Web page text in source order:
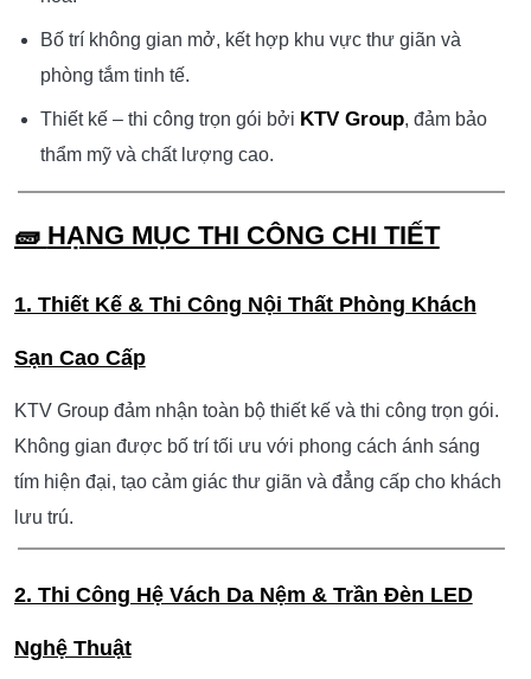
cấp theo phong cách nghệ thuật.
Tông màu chủ đạo làtím – đen – ánh hồng , kết hợp ánh
sáng viền tạo hiệu ứng nổi bật. Vật liệu sử dụng gồm
nệm cao cấp, kính cường lực và đèn LED giấu trần
tạo cảm giác ấm áp, hiện đại và đậm tính thẩm mỹ.
ĐIỂM NHẤN NỔI BẬT:
tính độc đáo.
Sử dụng hệ thống LED tím viền trần tạo hiệu ứng
Vật liệu cao cấp: da, gỗ, kính và ánh sáng kết hợp hài
hòa.
Bố trí không gian mở, kết hợp khu vực thư giãn và
phòng tắm tinh tế.
Thiết kế – thi công trọn gói bởiKTV Group, đảm bảo
thẩm mỹ và chất lượng cao.